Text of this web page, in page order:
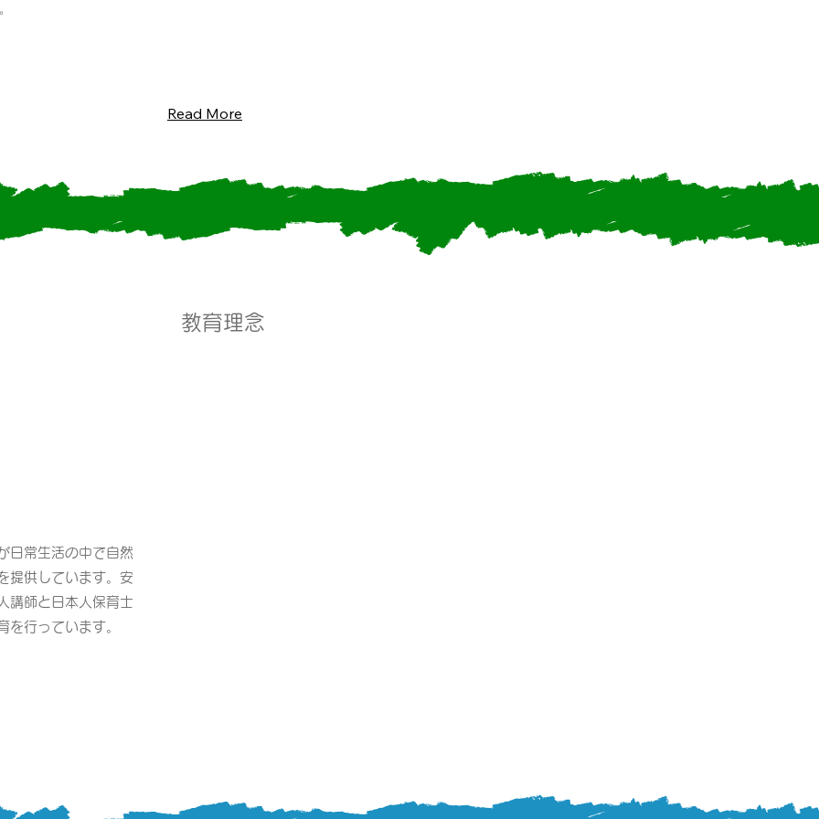
Read More
教育理念
日常生活の中で自然
提供しています。安
講師と日本人保育士
を行っています。